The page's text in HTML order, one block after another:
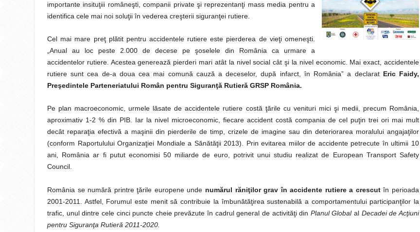
importante insituţiii româneşti, companii private şi reprezentanţi mass media pentru a
identifica cele mai noi soluţii în vederea creşterii siguranţei rutiere.
Cel mai mare preţ plătit pentru accidentele rutiere este pierderea de vieţi omeneşti.
„Anual au loc peste 2.000 de decese pe şoselele din România ca urmare a
accidentelor rutiere. Acestea generează pierderi mari atât la nivel social cât şi la nivel economic. Mai exact, accidentele
rutiere sunt cea de-a doua cea mai comună cauză a deceselor, după infarct, în România” a declarat Eric Faidy,
Preşedintele Parteneriatului Român pentru Siguranţă Rutieră GRSP România.
Pe plan macroeconomic, urmele lăsate de accidentele rutiere costă ţările cu venituri mici şi medii, precum România,
aproximativ 1-2 % din PIB. Iar la nivel microeconomic, fiecare accident costă compania de cel puţin trei ori mai mult
decât reparaţia efectivă a maşinii din pierderile de timp, crizele de imagine sau din deteriorarea moralului angajaţilor
(conform Raportulului Organizaţiei Mondiale a Sănătăţii 2013). Prin evitarea miilor de accidente petrecute în ultimii 10
ani, România ar fi putut economisi 50 miliarde de euro, potrivit unui studiu realizat de European Transport Safety
Council.
România se numără printre ţările europene unde numărul răniţilor grav în accidente rutiere a crescutîn perioada
2001-2011. Astfel, Forumul este menit să contribuie la îmbunătăţirea sustenabilă a comportamentului participanţilor la
trafic, unul dintre cele cinci puncte cheie prevăzute în cadrul general de activităţi din Planul Globalal Decadei de Acţiuni
pentru Siguranţa Rutieră 2011-2020.